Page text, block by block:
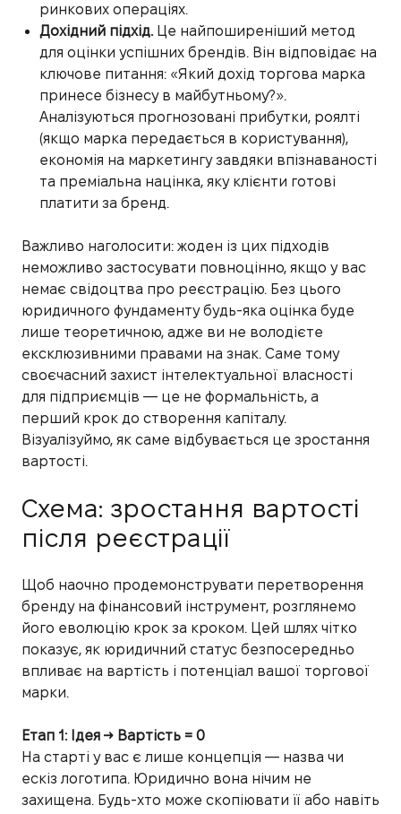
ринкових операціях.
Дохідний підхід. Це найпоширеніший метод
для оцінки успішних брендів. Він відповідає на
ключове питання: «Який дохід торгова марка
принесе бізнесу в майбутньому?».
Аналізуються прогнозовані прибутки, роялті
(якщо марка передається в користування),
економія на маркетингу завдяки впізнаваності
та преміальна націнка, яку клієнти готові
платити за бренд.
Важливо наголосити: жоден із цих підходів
неможливо застосувати повноцінно, якщо у вас
немає свідоцтва про реєстрацію. Без цього
юридичного фундаменту будь-яка оцінка буде
лише теоретичною, адже ви не володієте
ексклюзивними правами на знак. Саме тому
своєчасний захист інтелектуальної власності
для підприємців — це не формальність, а
перший крок до створення капіталу.
Візуалізуймо, як саме відбувається це зростання
вартості.
Схема: зростання вартості
після реєстрації
Щоб наочно продемонструвати перетворення
бренду на фінансовий інструмент, розглянемо
його еволюцію крок за кроком. Цей шлях чітко
показує, як юридичний статус безпосередньо
впливає на вартість і потенціал вашої торгової
марки.
Етап 1: Ідея → Вартість = 0
На старті у вас є лише концепція — назва чи
ескіз логотипа. Юридично вона нічим не
захищена. Будь-хто може скопіювати її або навіть